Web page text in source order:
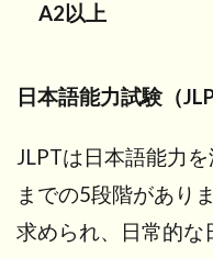
A2以上
日本語能力試験（
JLPTは日本語能力
までの5段階があり
求められ、日常的な